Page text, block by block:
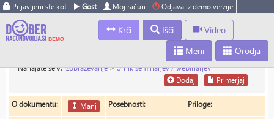
Prijavljeni ste kot Gost Moj račun Odjava iz demo verzije
Krči Išči
Video
Orodja
Meni
Nahajate se v:Izobraževanje>Urnik seminarjev / webinarjev
Primerjaj
Dodaj
O dokumentu: Manj Posebnosti: Priloge: